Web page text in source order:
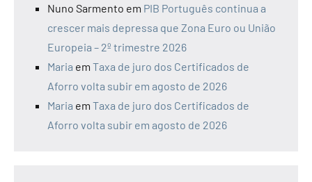
Nuno Sarmento em PIB Português continua a
crescer mais depressa que Zona Euro ou União
Europeia – 2º trimestre 2026
Maria em Taxa de juro dos Certificados de
Aforro volta subir em agosto de 2026
Maria em Taxa de juro dos Certificados de
Aforro volta subir em agosto de 2026